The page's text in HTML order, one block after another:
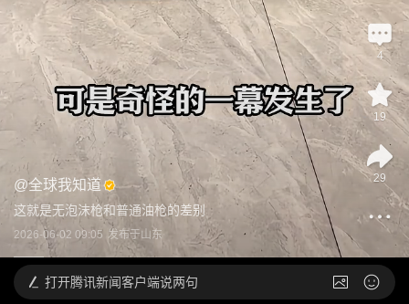
@全球我知道
这就是无泡沫枪和普通油枪的差别
2026-06-02 09:05 发布于山东
4
19
29
打开腾讯新闻客户端说两句